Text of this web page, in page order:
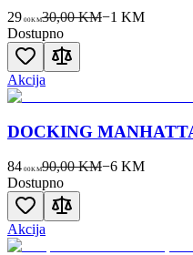
29 00KM30,00 KM−1 KM
Dostupno
Akcija
DOCKING
84 00KM90,00 KM−6KM
Dostupno
Akcija